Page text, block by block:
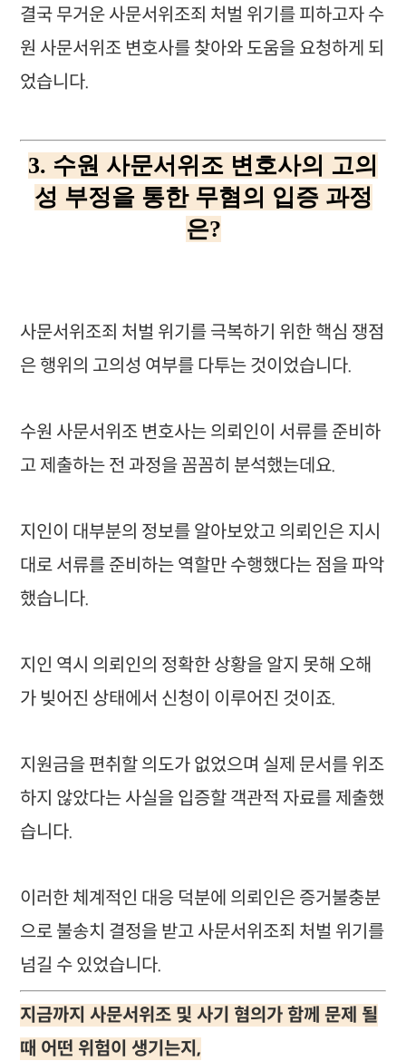
결국 무거운 사문서위조죄 처벌 위기를 피하고자 수
원 사문서위조 변호사를 찾아와 도움을 요청하게 되
었습니다.
3. 수원 사문서위조 변호사의 고의
성 부정을 통한 무혐의 입증 과정
은?
사문서위조죄 처벌 위기를 극복하기 위한 핵심 쟁점
은 행위의 고의성 여부를 다투는 것이었습니다.
수원 사문서위조 변호사는 의뢰인이 서류를 준비하
고 제출하는 전 과정을 꼼꼼히 분석했는데요.
지인이 대부분의 정보를 알아보았고 의뢰인은 지시
대로 서류를 준비하는 역할만 수행했다는 점을 파악
했습니다.
지인 역시 의뢰인의 정확한 상황을 알지 못해 오해
가 빚어진 상태에서 신청이 이루어진 것이죠.
지원금을 편취할 의도가 없었으며 실제 문서를 위조
하지 않았다는 사실을 입증할 객관적 자료를 제출했
습니다.
이러한 체계적인 대응 덕분에 의뢰인은 증거불충분
으로 불송치 결정을 받고 사문서위조죄 처벌 위기를
넘길 수 있었습니다.
지금까지 사문서위조 및 사기 혐의가 함께 문제 될
때 어떤 위험이 생기는지,